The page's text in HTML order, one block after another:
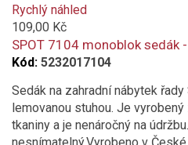
added
to
compare
Rychlý náhled
109,00 Kč
SPOT 7104 monoblok sedák
Kód: 5232017104
Sedák na zahradní nábytek
lemovanou stuhou. Je
tkaniny a je nenáročný na